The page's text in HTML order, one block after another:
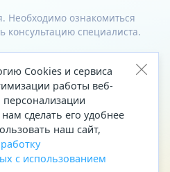
Необходимо ознакомиться
консультацию специалиста.
19 (вход в здание со стороны
Cookies и сервиса
работы веб-
персонализации
сделать его удобнее
наш сайт,
с использованием